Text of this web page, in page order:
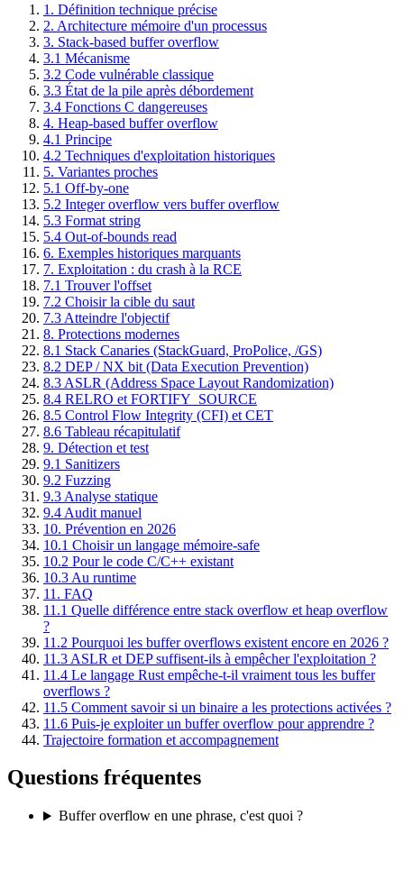
1. Définition technique précise
2. Architecture mémoire d'un processus
3. Stack-based buffer overflow
3.1 Mécanisme
3.2 Code vulnérable classique
3.3 État de la pile après débordement
3.4 Fonctions C dangereuses
4. Heap-based buffer overflow
4.1 Principe
4.2 Techniques d'exploitation historiques
5. Variantes proches
5.1 Off-by-one
5.2 Integer overflow vers buffer overflow
5.3 Format string
5.4 Out-of-bounds read
6. Exemples historiques marquants
7. Exploitation : du crash à la RCE
7.1 Trouver l'offset
7.2 Choisir la cible du saut
7.3 Atteindre l'objectif
8. Protections modernes
8.1 Stack Canaries (StackGuard, ProPolice, /GS)
8.2 DEP / NX bit (Data Execution Prevention)
8.3 ASLR (Address Space Layout Randomization)
8.4 RELRO et FORTIFY_SOURCE
8.5 Control Flow Integrity (CFI) et CET
8.6 Tableau récapitulatif
9. Détection et test
9.1 Sanitizers
9.2 Fuzzing
9.3 Analyse statique
9.4 Audit manuel
10. Prévention en 2026
10.1 Choisir un langage mémoire-safe
10.2 Pour le code C/C++ existant
10.3 Au runtime
11. FAQ
11.1 Quelle différence entre stack overflow et heap overflow
?
11.2 Pourquoi les buffer overflows existent encore en 2026 ?
11.3 ASLR et DEP suffisent-ils à empêcher l'exploitation ?
11.4 Le langage Rust empêche-t-il vraiment tous les buffer
overflows ?
11.5 Comment savoir si un binaire a les protections activées ?
11.6 Puis-je exploiter un buffer overflow pour apprendre ?
Trajectoire formation et accompagnement
Questions fréquentes
Buffer overflow en une phrase, c'est quoi ?